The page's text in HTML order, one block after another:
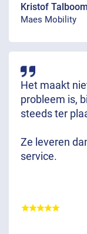
Kristof Talboom
Maes Mobility
Het maakt
probleem is,
steeds ter
Ze leveren
service.